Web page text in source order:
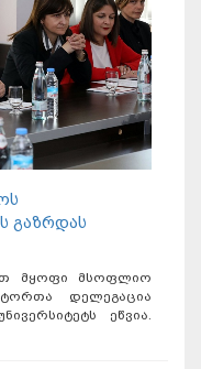
გაზრდას
მყოფი მსოფლიო
დელეგაცია
ეწვია.